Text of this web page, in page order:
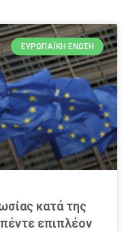
ΕΥΡΩΠΑΪΚΉ ΈΝΩΣΗ
κατά της
επιπλέον